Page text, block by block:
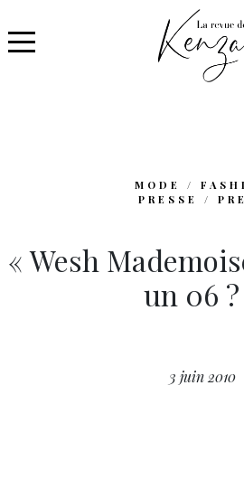
MODE /
PRESSE /
« Wesh
un 06
3 juin 2010